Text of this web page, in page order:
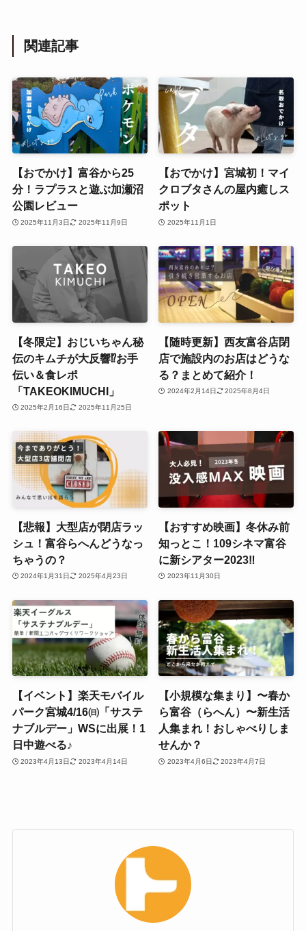
関連記事
【おでかけ】富谷から25
分！ラプラスと遊ぶ加瀬沼
公園レビュー
2025年11月3日 2025年11月9日
【おでかけ】宮城初！マイ
クロブタさんの屋内癒しス
ポット
2025年11月1日
【冬限定】おじいちゃん秘
伝のキムチが大反響⁉お手
伝い＆食レポ
「TAKEOKIMUCHI」
2025年2月16日 2025年11月25日
【随時更新】西友富谷店閉
店で施設内のお店はどうな
る？まとめて紹介！
2024年2月14日 2025年8月4日
【悲報】大型店が閉店ラッ
シュ！富谷らへんどうなっ
ちゃうの？
2024年1月31日 2025年4月23日
【おすすめ映画】冬休み前
知っとこ！109シネマ富谷
に新シアター2023‼
2023年11月30日
【イベント】楽天モバイル
パーク宮城4/16㈰「サステ
ナブルデー」WSに出展！1
日中遊べる♪
2023年4月13日 2023年4月14日
【小規模な集まり】〜春か
ら富谷（らへん）〜新生活
人集まれ！おしゃべりしま
せんか？
2023年4月6日 2023年4月7日